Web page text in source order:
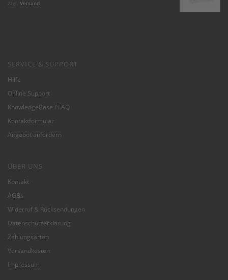
5.00 von 5
zzgl. Versand
SERVICE & SUPPORT
Hilfe
Online Support
KnowledgeBase / FAQ
Kontaktformular
Angebot anfordern
ÜBER UNS
Kontakt
AGBs
Widerruf & Rücksendungen
Datenschutzerklärung
Zahlungsarten
Versandkosten
Impressum